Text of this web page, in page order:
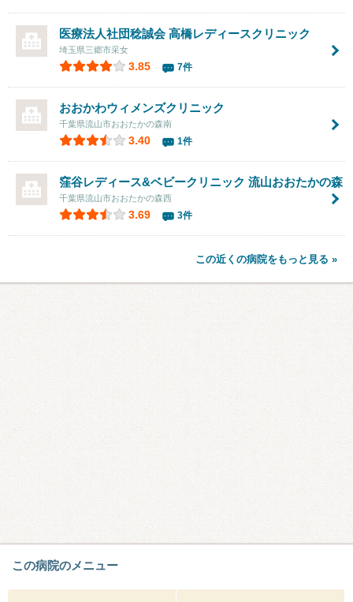
医療法人社団稔誠会高橋レディースクリニック
埼玉県三郷市采女
3.85 7件
おおかわウィメンズクリニック
千葉県流山市おおたかの森南
3.40 1件
窪谷レディース&ベビークリニック 流山おおたかの森
千葉県流山市おおたかの森西
3.69 3件
この近くの病院をもっと見る »
この病院のメニュー